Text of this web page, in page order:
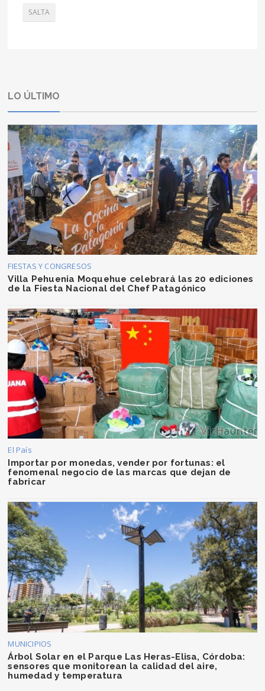
SALTA
LO ÚLTIMO
FIESTAS Y CONGRESOS
Villa Pehuenia Moquehue celebrará las 20 ediciones
de la Fiesta Nacional del Chef Patagónico
El País
Importar por monedas, vender por fortunas: el
fenomenal negocio de las marcas que dejan de
fabricar
MUNICIPIOS
Árbol Solar en el Parque Las Heras-Elisa, Córdoba:
sensores que monitorean la calidad del aire,
humedad y temperatura